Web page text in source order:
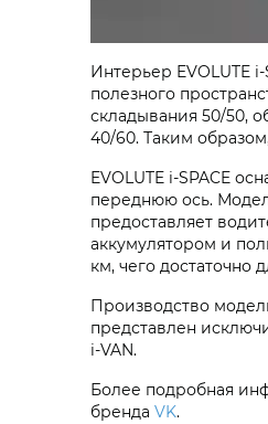
Интерьер EVOLUTE
полезного
складывания 50/50,
40/60. Таким
EVOLUTE i‑SPACE
переднюю ось.
предоставляет
аккумулятором и
км, чего достаточно
Производство
представлен
i‑VAN.
Более подробная
бренда VK.